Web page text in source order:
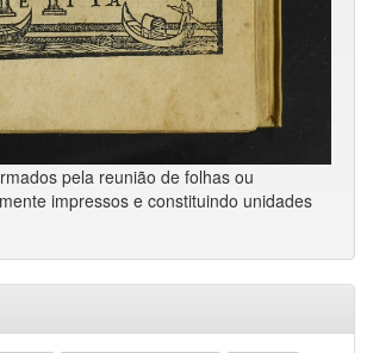
pela reunião de folhas ou
impressos e constituindo unidades